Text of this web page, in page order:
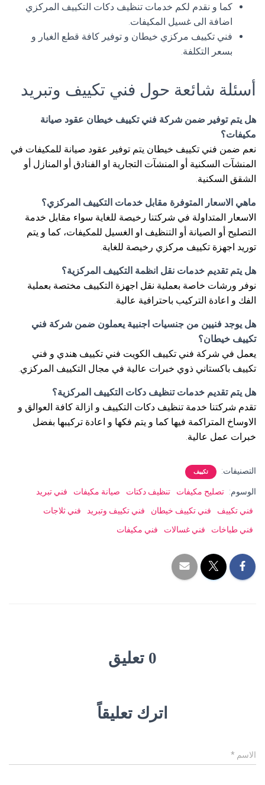
كما و نقدم لكم خدمات تنظيف دكات التكييف المركزي
اضافة الى غسيل المكيفات.
فني تكييف مركزي خيطان و توفير كافة قطع الغيار و
بسعر التكلفة.
أسئلة شائعة حول فني تكييف وتبريد
هل يتم توفير ضمن شركة فني تكييف خيطان عقود صيانة
مكيفات؟
نعم ضمن فني تكييف خيطان يتم توفير عقود صيانة للمكيفات في
المنشآت السكنية أو المنشآت التجارية او الفنادق أو المنازل أو
الشقق السكنية.
ماهي الاسعار المتوفرة مقابل خدمات التكييف المركزي؟
الاسعار المتداولة في شركتنا رخيصة للغاية سواء مقابل خدمة
التصليح أو الصيانة أو التنظيف او الغسيل للمكيفات، كما و يتم
توريد اجهزة تكييف مركزي رخيصة للغاية.
هل يتم تقديم خدمات نقل انظمة التكييف المركزية؟
نوفر ورشات خاصة بعملية نقل اجهزة التكييف مختصة بعملية
الفك و اعادة التركيب باحترافية عالية.
هل يوجد فنيين من جنسيات اجنبية يعملون ضمن شركة فني
تكييف خيطان؟
يعمل في شركة فني تكييف الكويت فني تكييف هندي و فني
تكييف باكستاني ذوي خبرات عالية في مجال التكييف المركزي.
هل يتم تقديم خدمات تنظيف دكات التكييف المركزية؟
تقدم شركتنا خدمة تنظيف دكات التكييف و ازالة كافة العوالق و
الاوساخ المتراكمة فيها كما و يتم فكها و اعادة تركيبها بفضل
خبرات عمل عالية.
التصنيفات: تكييف
الوسوم: تصليح مكيفات تنظيف دكتات صيانة مكيفات
فني تبريد
فني تكييف
فني تكييف خيطان فني تكييف وتبريد
فني ثلاجات
فني طباخات
فني غسالات فني مكيفات
0 تعليق
اترك تعليقاً
الاسم *